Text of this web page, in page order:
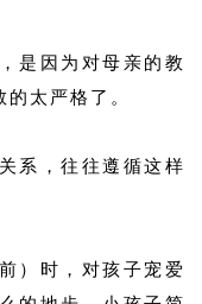
是因为对母亲的教
太严格了。
系，往往遵循这样
）时，对孩子宠爱